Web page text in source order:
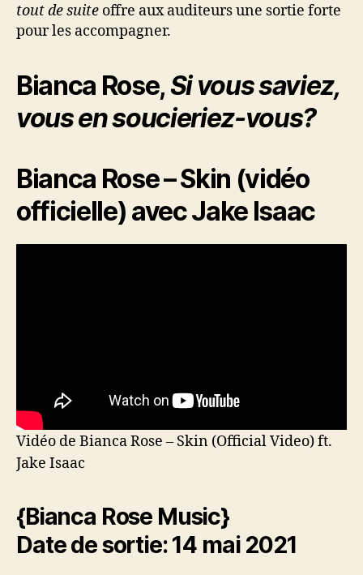
tout de suite offre aux auditeurs une sortie forte
pour les accompagner.
Bianca Rose, Si vous saviez,
vous en soucieriez-vous?
Bianca Rose – Skin (vidéo
officielle) avec Jake Isaac
Vidéo de Bianca Rose – Skin (Official Video) ft.
Jake Isaac
{Bianca Rose Music}
Date de sortie: 14 mai 2021